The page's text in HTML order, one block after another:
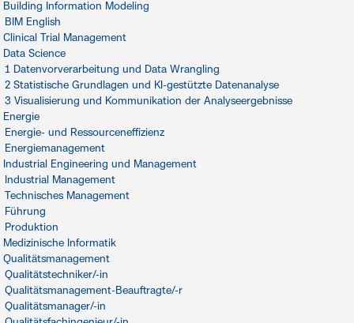
Building Information Modeling
BIM English
Clinical Trial Management
Data Science
1 Datenvorverarbeitung und Data Wrangling
2 Statistische Grundlagen und KI-gestützte Datenanalyse
3 Visualisierung und Kommunikation der Analyseergebnisse
Energie
Energie- und Ressourceneffizienz
Energiemanagement
Industrial Engineering und Management
Industrial Management
Technisches Management
Führung
Produktion
Medizinische Informatik
Qualitätsmanagement
Qualitätstechniker/-in
Qualitätsmanagement-Beauftragte/-r
Qualitätsmanager/-in